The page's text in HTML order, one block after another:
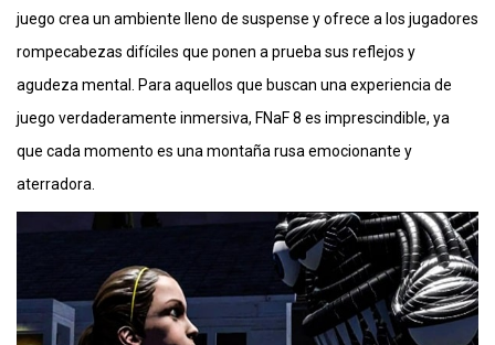
juego crea un ambiente lleno de suspense y ofrece a los jugadores
rompecabezas difíciles que ponen a prueba sus reflejos y
agudeza mental. Para aquellos que buscan una experiencia de
juego verdaderamente inmersiva, FNaF 8 es imprescindible, ya
que cada momento es una montaña rusa emocionante y
aterradora.